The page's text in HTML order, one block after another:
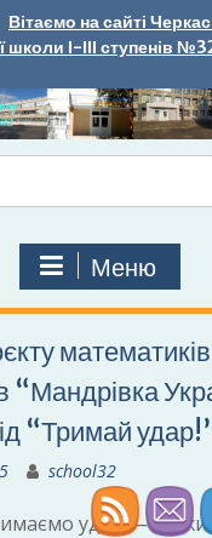
Вітаємо на сайті
школи І-ІІІ ступенів
Меню
“Мандрівка
“Тримай
school32
удар — бо